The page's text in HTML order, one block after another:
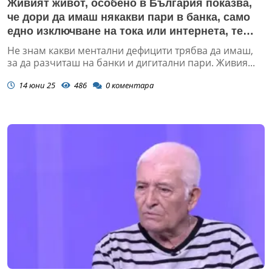
Живият живот, особено в България показва,
че дори да имаш някакви пари в банка, само
едно изключване на тока или интернета, те
превръщат в пълен бедняк
Не знам какви ментални дефицити трябва да имаш,
за да разчиташ на банки и дигитални пари. Живия...
14 юни 25 486 0коментара